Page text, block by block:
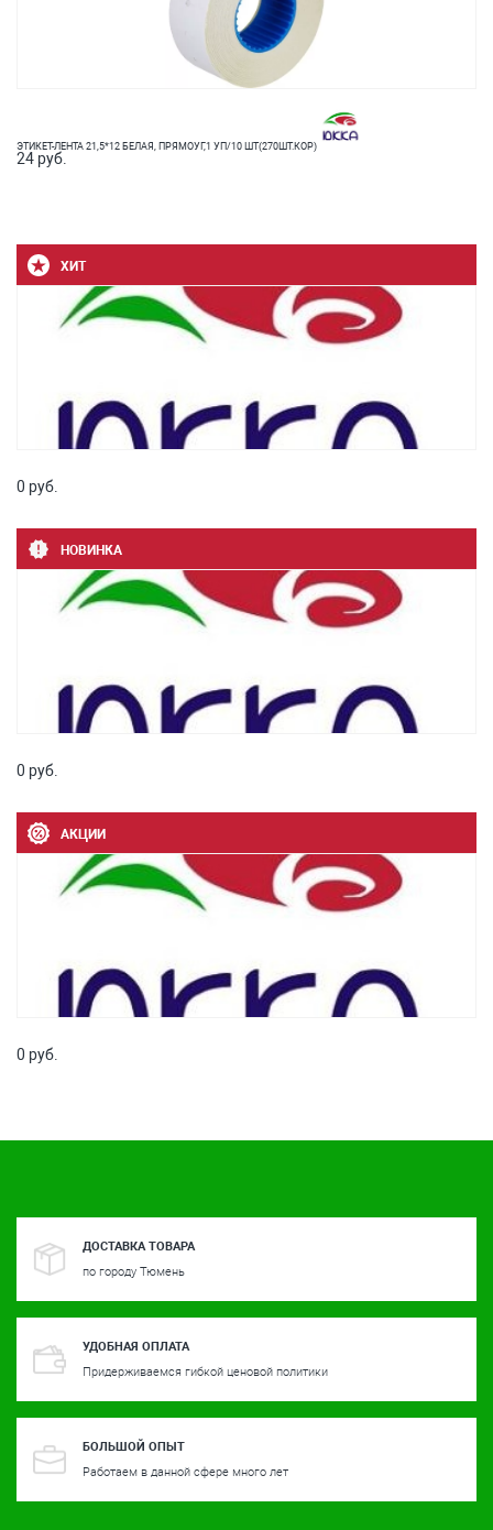
ЭТИКЕТ-ЛЕНТА 21,5*12 БЕЛАЯ, ПРЯМОУГ,1 УП/10 ШТ(270ШТ.КОР)
24 руб.
ХИТ
0 руб.
НОВИНКА
0 руб.
АКЦИИ
0 руб.
ДОСТАВКА ТОВАРА
по городу Тюмень
УДОБНАЯ ОПЛАТА
Придерживаемся гибкой ценовой политики
БОЛЬШОЙ ОПЫТ
Работаем в данной сфере много лет